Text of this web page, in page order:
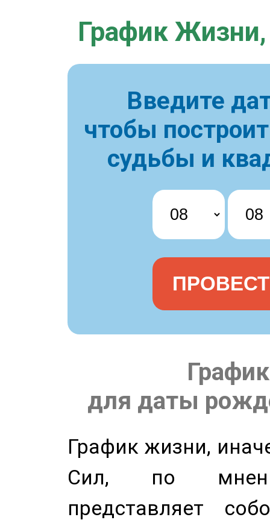
График Жизни,
Введите
чтобы
судьбы и
для даты
График жизни,
Сил, по
представляет